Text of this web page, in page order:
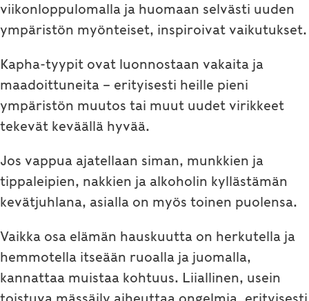
viikonloppulomalla ja huomaan selvästi uuden
ympäristön myönteiset, inspiroivat vaikutukset.
Kapha-tyypit ovat luonnostaan vakaita ja
maadoittuneita – erityisesti heille pieni
ympäristön muutos tai muut uudet virikkeet
tekevät keväällä hyvää.
Jos vappua ajatellaan siman, munkkien ja
tippaleipien, nakkien ja alkoholin kyllästämän
kevätjuhlana, asialla on myös toinen puolensa.
Vaikka osa elämän hauskuutta on herkutella ja
hemmotella itseään ruoalla ja juomalla,
kannattaa muistaa kohtuus. Liiallinen, usein